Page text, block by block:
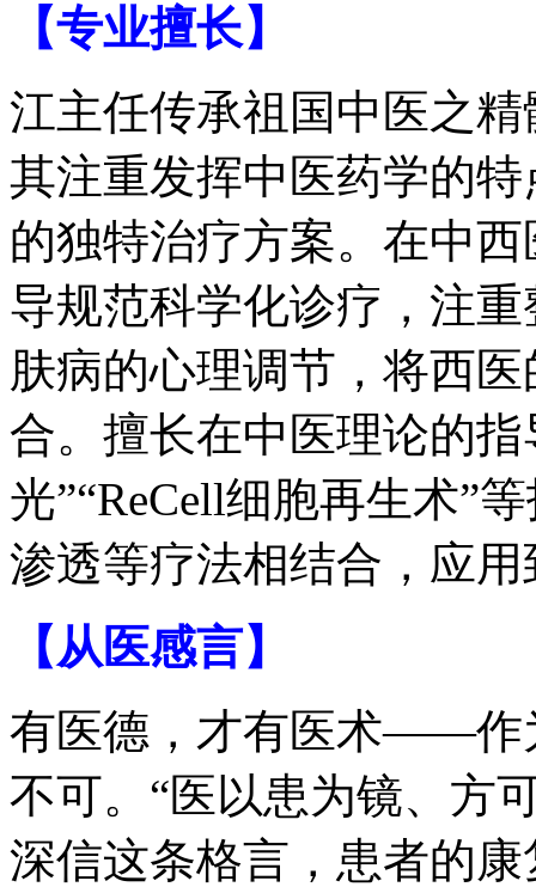
【专业擅长】
江主任传承祖国中医之
其注重发挥中医药学的
的独特治疗方案。在中
导规范科学化诊疗，注
肤病的心理调节，将西
合。擅长在中医理论的
光”“ReCell细胞再生术”
渗透等疗法相结合，应
【从医感言】
有医德，才有医术——作
不可。“医以患为镜、方
深信这条格言，患者的